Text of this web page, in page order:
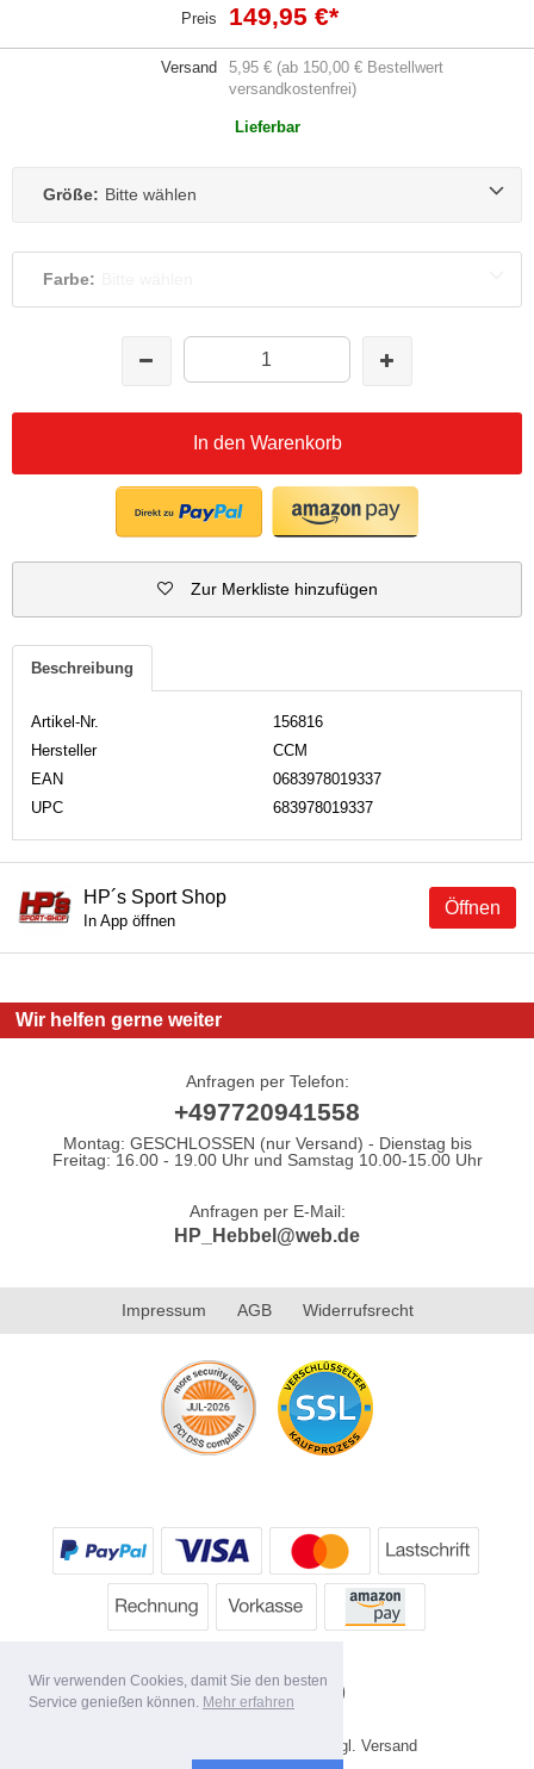
Wir verwenden Cookies, damit Sie den besten
Service genießen können. Mehr erfahren
Preis 149,95 €*
Versand
5,95 € (ab 150,00 € Bestellwert
versandkostenfrei)
Lieferbar
Größe: Bitte wählen
Farbe:
In den Warenkorb
Zur Merkliste hinzufügen
Beschreibung
Artikel-Nr.
156816
Hersteller
CCM
EAN
0683978019337
UPC
683978019337
Öffnen
HP´s Sport Shop
In App öffnen
Wir helfen gerne weiter
Anfragen per Telefon:
+497720941558
Montag: GESCHLOSSEN (nur Versand) - Dienstag bis
Freitag: 16.00 - 19.00 Uhr und Samstag 10.00-15.00 Uhr
Anfragen per E-Mail:
HP_Hebbel@web.de
Impressum AGB Widerrufsrecht
* Alle Preise inkl. MwSt. evtl. zzgl. Versand